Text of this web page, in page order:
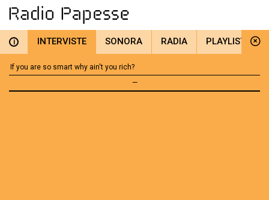
i INTERVISTE SONORA RADIA PLAYLIST
If you are so smart why ain't you rich?
—